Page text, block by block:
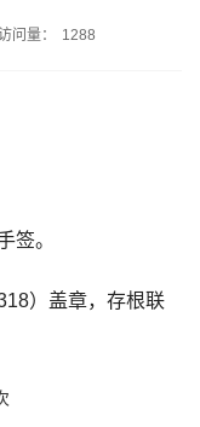
量： 1288
签。
）盖章，存根联